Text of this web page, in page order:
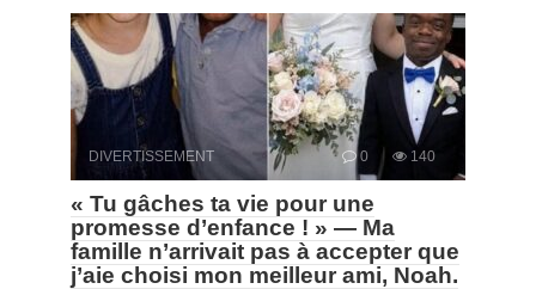
DIVERTISSEMENT 0 140
« Tu gâches ta vie pour une
promesse d’enfance ! » — Ma
famille n’arrivait pas à accepter que
j’aie choisi mon meilleur ami, Noah.